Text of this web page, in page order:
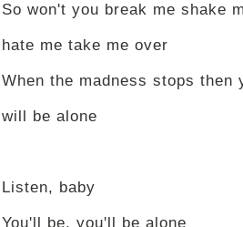
So won't you break me shake
hate me take me over
When the madness stops then
will be alone
Listen, baby
You'll be, you'll be alone